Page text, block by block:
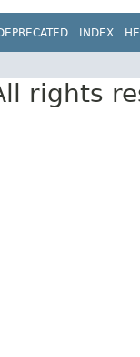
INDEX
rights